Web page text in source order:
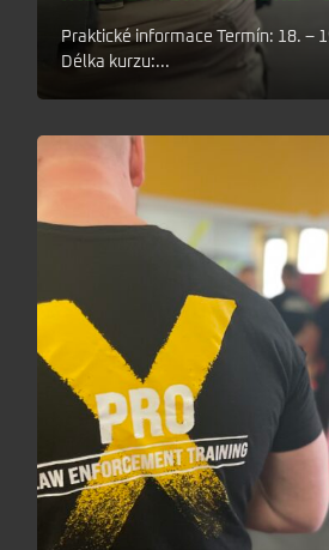
Praktické informace Termín: 18. –
Délka kurzu:...